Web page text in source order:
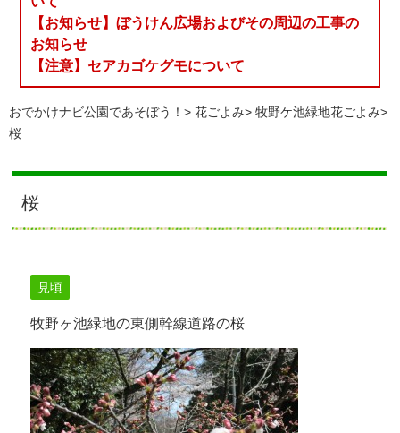
【お知らせ】ぼうけん広場およびその周辺の工事の
お知らせ
【注意】セアカゴケグモについて
おでかけナビ公園であそぼう！ 花ごよみ
牧野ケ池緑地花ごよみ
桜
桜
見頃
牧野ヶ池緑地の東側幹線道路の桜